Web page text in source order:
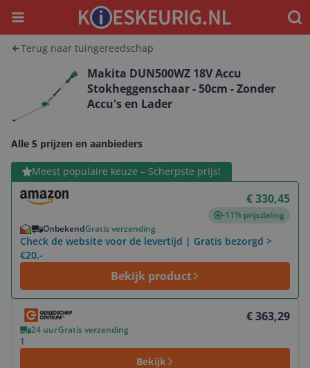
Menu
Terug naar tuingereedschap
Makita DUN500WZ 18V Accu
Stokheggenschaar - 50cm - Zonder
Accu's en Lader
Alle 5 prijzen en aanbieders
Meest populaire keuze – Scherpste prijs!
€ 330,45
-11% prijsdaling
OnbekendGratis verzending
Check de website voor de levertijd | Gratis bezorgd >
€20,-
Bekijk product
Bekijk product
€ 363,29
24 uurGratis verzending
1
Bekijk
Bekijk product